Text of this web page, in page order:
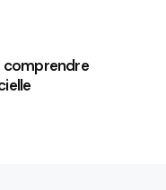
comprendre